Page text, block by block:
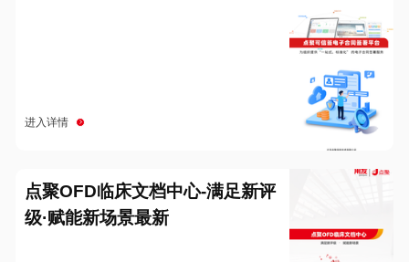
进入详情
点聚OFD临床文档中心-满足新评
级·赋能新场景最新